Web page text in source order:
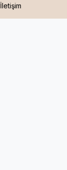
İletişim